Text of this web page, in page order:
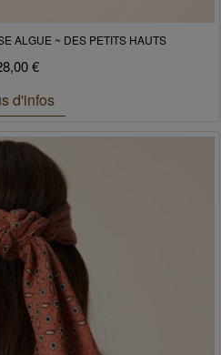
ALGUE ~ DES PETITS HAUTS
€
d'infos